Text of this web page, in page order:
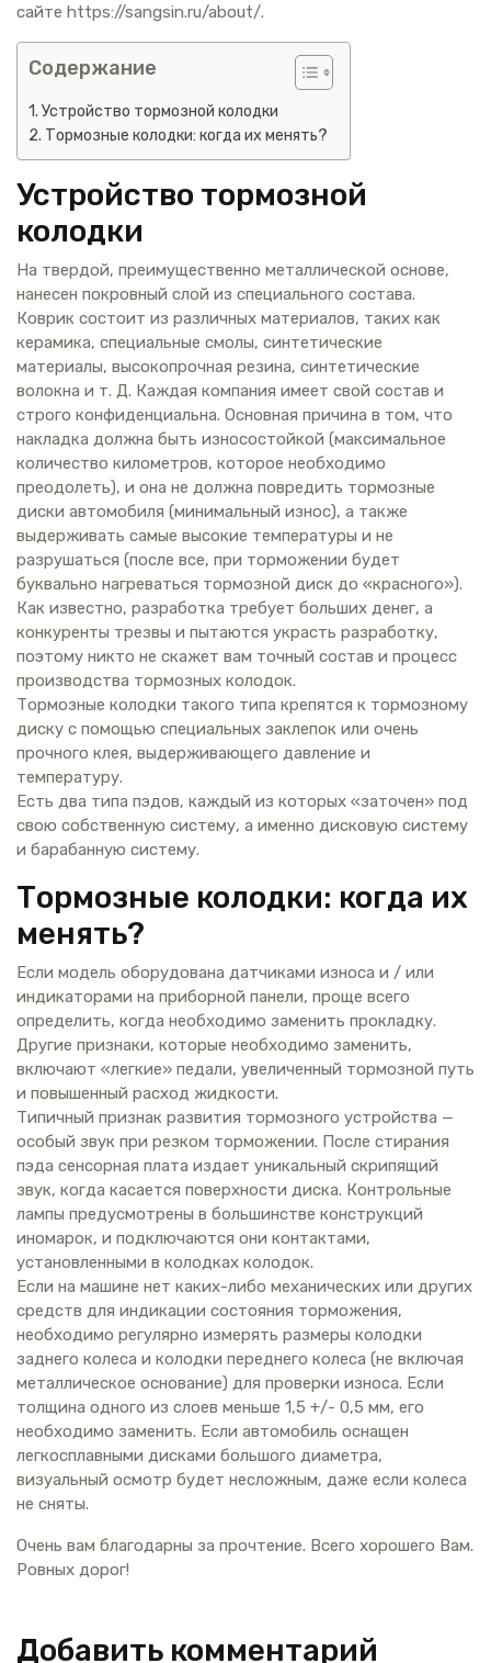
сайте https://sangsin.ru/about/.
Содержание
Устройство тормозной колодки
Тормозные колодки: когда их менять?
Устройство тормозной
колодки
На твердой, преимущественно металлической основе,
нанесен покровный слой из специального состава.
Коврик состоит из различных материалов, таких как
керамика, специальные смолы, синтетические
материалы, высокопрочная резина, синтетические
волокна и т. Д. Каждая компания имеет свой состав и
строго конфиденциальна. Основная причина в том, что
накладка должна быть износостойкой (максимальное
количество километров, которое необходимо
преодолеть), и она не должна повредить тормозные
диски автомобиля (минимальный износ), а также
выдерживать самые высокие температуры и не
разрушаться (после все, при торможении будет
буквально нагреваться тормозной диск до «красного»).
Как известно, разработка требует больших денег, а
конкуренты трезвы и пытаются украсть разработку,
поэтому никто не скажет вам точный состав и процесс
производства тормозных колодок.
Тормозные колодки такого типа крепятся к тормозному
диску с помощью специальных заклепок или очень
прочного клея, выдерживающего давление и
температуру.
Есть два типа пэдов, каждый из которых «заточен» под
свою собственную систему, а именно дисковую систему
и барабанную систему.
Тормозные колодки: когда их
менять?
Если модель оборудована датчиками износа и / или
индикаторами на приборной панели, проще всего
определить, когда необходимо заменить прокладку.
Другие признаки, которые необходимо заменить,
включают «легкие» педали, увеличенный тормозной путь
и повышенный расход жидкости.
Типичный признак развития тормозного устройства —
особый звук при резком торможении. После стирания
пэда сенсорная плата издает уникальный скрипящий
звук, когда касается поверхности диска. Контрольные
лампы предусмотрены в большинстве конструкций
иномарок, и подключаются они контактами,
установленными в колодках колодок.
Если на машине нет каких-либо механических или других
средств для индикации состояния торможения,
необходимо регулярно измерять размеры колодки
заднего колеса и колодки переднего колеса (не включая
металлическое основание) для проверки износа. Если
толщина одного из слоев меньше 1,5 +/- 0,5 мм, его
необходимо заменить. Если автомобиль оснащен
легкосплавными дисками большого диаметра,
визуальный осмотр будет несложным, даже если колеса
не сняты.
Очень вам благодарны за прочтение. Всего хорошего Вам.
Ровных дорог!
Добавить комментарий